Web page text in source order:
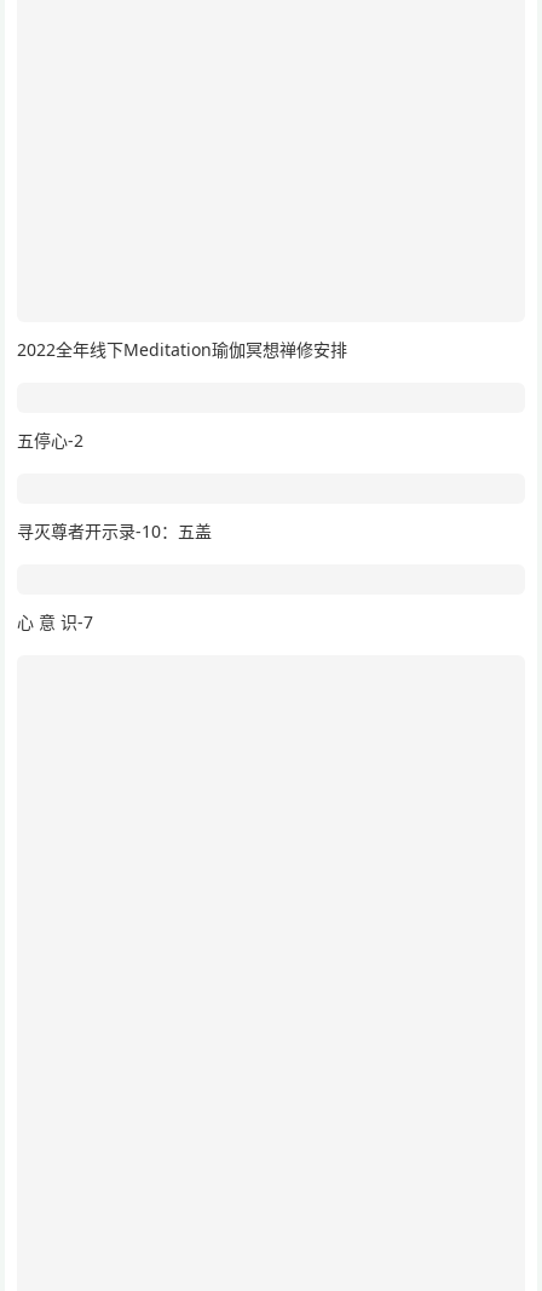
2022全年线下Meditation瑜伽冥想禅修安排
五停心-2
寻灭尊者开示录-10：五盖
心 意 识-7